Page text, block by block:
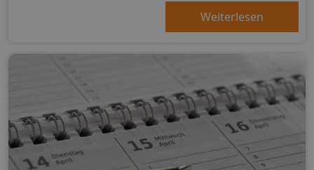
Weiterlesen